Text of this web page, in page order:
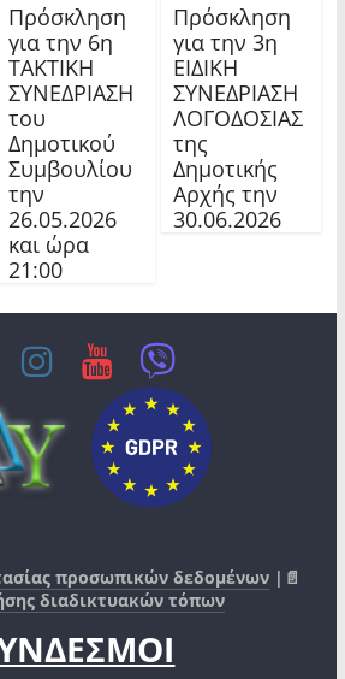
Πρόσκληση
για την 6η
ΤΑΚΤΙΚΗ
ΣΥΝΕΔΡΙΑΣΗ
του
Δημοτικού
Συμβουλίου
την
26.05.2026
και ώρα
21:00
Πρόσκληση
για την 3η
ΕΙΔΙΚΗ
ΣΥΝΕΔΡΙΑΣΗ
ΛΟΓΟΔΟΣΙΑΣ
της
Δημοτικής
Αρχής την
30.06.2026
προσωπικών δεδομένων |📄
διαδικτυακών τόπων